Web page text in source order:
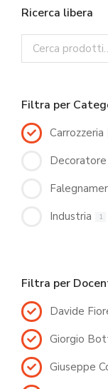
Ricerca libera
Filtra per
Carrozzeria
Decoratore
Industria 1
Filtra per
Davide
Giorgio
Giuseppe